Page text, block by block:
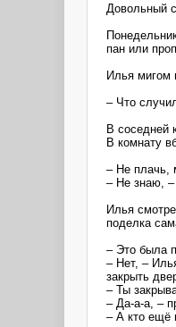
Довольный
пан или
Илья мигом
– Что
В соседней
В комнату
– Не плачь,
– Не знаю, –
Илья
поделка
– Это была
– Нет, –
закрыть
– Ты
– Да-а-а, –
– А кто ещё